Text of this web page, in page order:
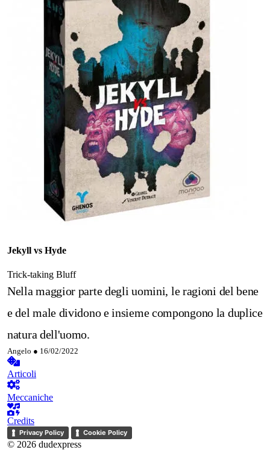
Jekyll vs Hyde
Trick-taking Bluff
Nella maggior parte degli uomini, le ragioni del bene
e del male dividono e insieme compongono la duplice
natura dell'uomo.
Angelo ● 16/02/2022
Articoli
Meccaniche
Credits
Privacy Policy Cookie Policy
© 2026 dudexpress